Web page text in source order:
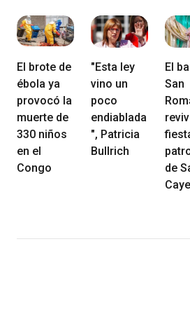
El brote de
ébola ya
provocó la
muerte de
330 niños
en el
Congo
"Esta ley
vino un
poco
endiablada
", Patricia
Bullrich
El
San
de